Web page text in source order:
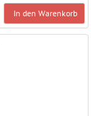
In den Warenkorb